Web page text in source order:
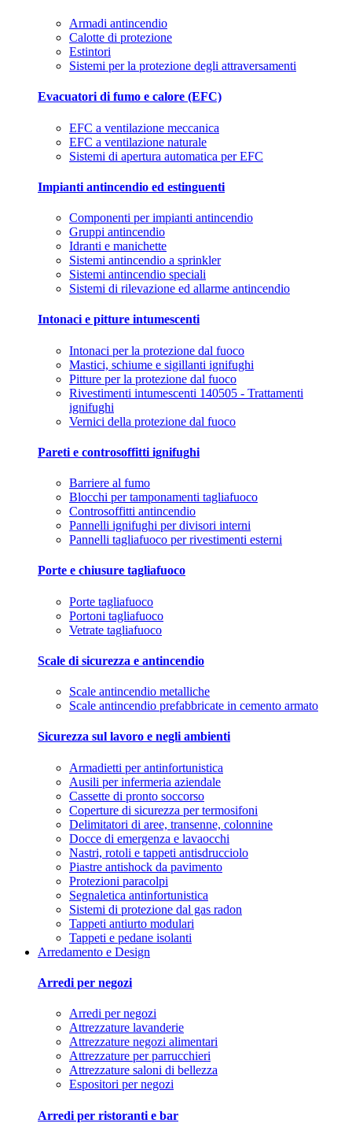
Armadi antincendio
Calotte di protezione
Estintori
Sistemi per la protezione degli attraversamenti
Evacuatori di fumo e calore (EFC)
EFC a ventilazione meccanica
EFC a ventilazione naturale
Sistemi di apertura automatica per EFC
Impianti antincendio ed estinguenti
Componenti per impianti antincendio
Gruppi antincendio
Idranti e manichette
Sistemi antincendio a sprinkler
Sistemi antincendio speciali
Sistemi di rilevazione ed allarme antincendio
Intonaci e pitture intumescenti
Intonaci per la protezione dal fuoco
Mastici, schiume e sigillanti ignifughi
Pitture per la protezione dal fuoco
Rivestimenti intumescenti 140505 - Trattamenti
ignifughi
Vernici della protezione dal fuoco
Pareti e controsoffitti ignifughi
Barriere al fumo
Blocchi per tamponamenti tagliafuoco
Controsoffitti antincendio
Pannelli ignifughi per divisori interni
Pannelli tagliafuoco per rivestimenti esterni
Porte e chiusure tagliafuoco
Porte tagliafuoco
Portoni tagliafuoco
Vetrate tagliafuoco
Scale di sicurezza e antincendio
Scale antincendio metalliche
Scale antincendio prefabbricate in cemento armato
Sicurezza sul lavoro e negli ambienti
Armadietti per antinfortunistica
Ausili per infermeria aziendale
Cassette di pronto soccorso
Coperture di sicurezza per termosifoni
Delimitatori di aree, transenne, colonnine
Docce di emergenza e lavaocchi
Nastri, rotoli e tappeti antisdrucciolo
Piastre antishock da pavimento
Protezioni paracolpi
Segnaletica antinfortunistica
Sistemi di protezione dal gas radon
Tappeti antiurto modulari
Tappeti e pedane isolanti
Arredamento e Design
Arredi per negozi
Arredi per negozi
Attrezzature lavanderie
Attrezzature negozi alimentari
Attrezzature per parrucchieri
Attrezzature saloni di bellezza
Espositori per negozi
Arredi per ristoranti e bar